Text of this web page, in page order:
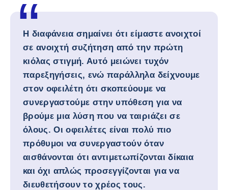
Η διαφάνεια σημαίνει ότι είμαστε ανοιχτοί
σε ανοιχτή συζήτηση από την πρώτη
κιόλας στιγμή. Αυτό μειώνει τυχόν
παρεξηγήσεις, ενώ παράλληλα δείχνουμε
στον οφειλέτη ότι σκοπεύουμε να
συνεργαστούμε στην υπόθεση για να
βρούμε μια λύση που να ταιριάζει σε
όλους. Οι οφειλέτες είναι πολύ πιο
πρόθυμοι να συνεργαστούν όταν
αισθάνονται ότι αντιμετωπίζονται δίκαια
και όχι απλώς προσεγγίζονται για να
διευθετήσουν το χρέος τους.